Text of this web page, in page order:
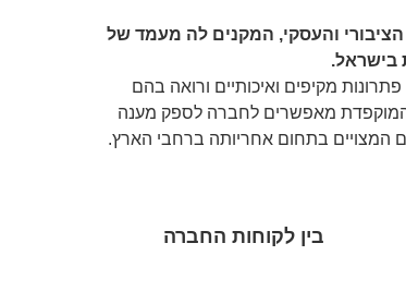
והעסקי, המקנים לה מעמד של
בישראל.
מקיפים ואיכותיים ורואה בהם
מאפשרים לחברה לספק מענה
המצויים בתחום אחריותה ברחבי הארץ.
בין לקוחות החברה